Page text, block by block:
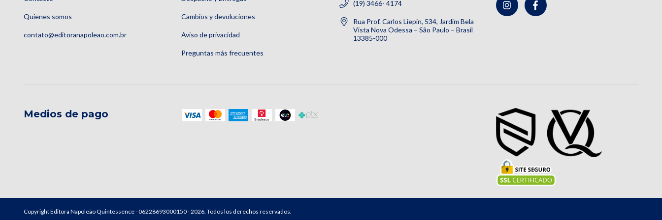
Quienes somos
contato@editoranapoleao.com.br
Cambios y devoluciones
Aviso de privacidad
Preguntas más frecuentes
(19) 3466- 4174
Rua Prof. Carlos Liepin, 534, Jardim Bela
Vista Nova Odessa – São Paulo – Brasil
13385-000
Medios de pago
Copyright Editora Napoleão Quintessence - 06228693000150 - 2026. Todos los derechos reservados.